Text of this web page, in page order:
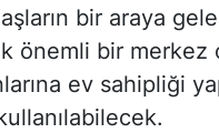
bir araya
önemli bir
ev sahipliği